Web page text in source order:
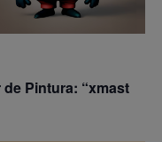
de Pintura: “xmast